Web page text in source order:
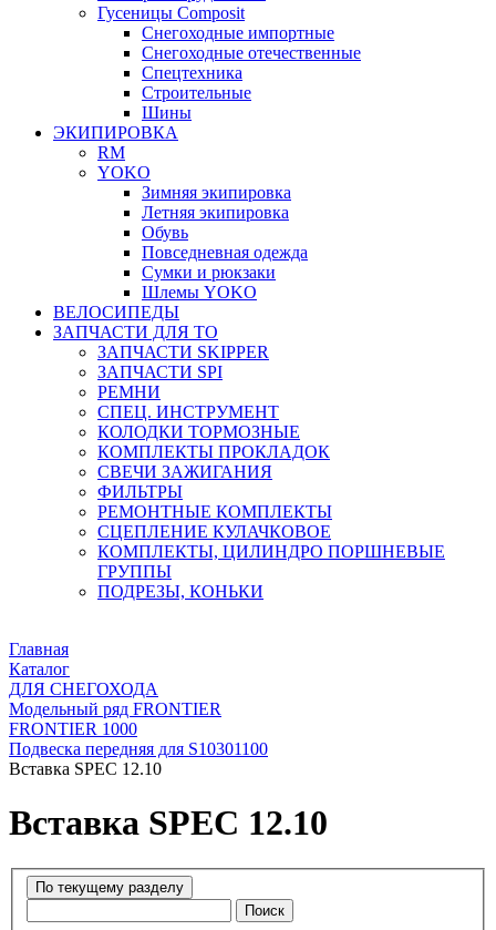
Гусеницы Composit
Снегоходные импортные
Снегоходные отечественные
Спецтехника
Строительные
Шины
ЭКИПИРОВКА
RM
YOKO
Зимняя экипировка
Летняя экипировка
Обувь
Повседневная одежда
Сумки и рюкзаки
Шлемы YOKO
ВЕЛОСИПЕДЫ
ЗАПЧАСТИ ДЛЯ ТО
ЗАПЧАСТИ SKIPPER
ЗАПЧАСТИ SPI
РЕМНИ
СПЕЦ. ИНСТРУМЕНТ
КОЛОДКИ ТОРМОЗНЫЕ
КОМПЛЕКТЫ ПРОКЛАДОК
СВЕЧИ ЗАЖИГАНИЯ
ФИЛЬТРЫ
РЕМОНТНЫЕ КОМПЛЕКТЫ
СЦЕПЛЕНИЕ КУЛАЧКОВОЕ
КОМПЛЕКТЫ, ЦИЛИНДРО ПОРШНЕВЫЕ
ГРУППЫ
ПОДРЕЗЫ, КОНЬКИ
Главная
Каталог
ДЛЯ СНЕГОХОДА
Модельный ряд FRONTIER
FRONTIER 1000
Подвеска передняя для S10301100
Вставка SPEC 12.10
Вставка SPEC 12.10
Поиск